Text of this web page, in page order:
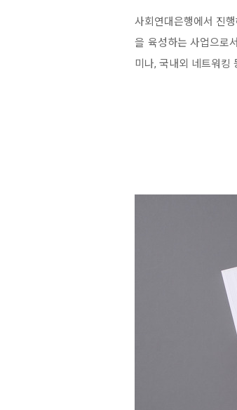
사회연대은행에서 진
을 육성하는 사업으로
미나, 국내외 네트워킹